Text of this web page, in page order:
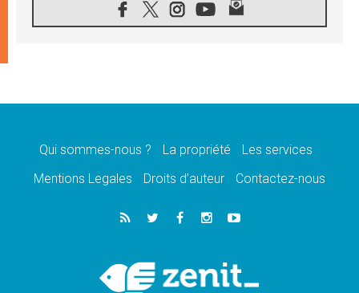
07.08.2026
1ère Conférence continentale sur l'éducation
07.08.2026
07.08.2026
lancement des «dix jours de prière pour la
06.08.2026
Préparatifs des JMJ 2027 à Séoul: «c'est
Chrétiens et confucéens: respect et sagesse
pour relever les «défis urgents»
Qui sommes-nous ? La propriété
Les services
Mentions Legales
Droits d’auteur Contactez-nous